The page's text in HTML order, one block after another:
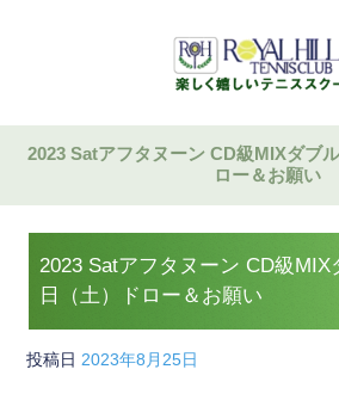
2023 Satアフタヌーン CD級MIXダブ
ロー＆お願い
2023 Satアフタヌーン CD級MIX
日（土）ドロー＆お願い
投稿日 2023年8月25日